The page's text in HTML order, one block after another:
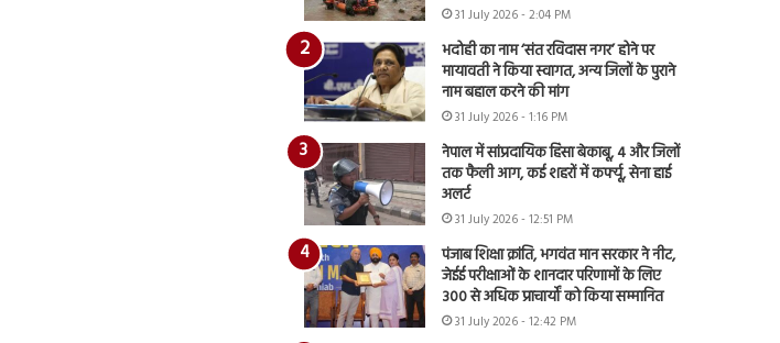
31 July 2026 - 2:04 PM
भदोही का नाम ‘संत रविदास नगर’ होने पर
मायावती ने किया स्वागत, अन्य जिलों के पुराने
नाम बहाल करने की मांग
31 July 2026 - 1:16 PM
नेपाल में सांप्रदायिक हिंसा बेकाबू, 4 और जिलों
तक फैली आग, कई शहरों में कर्फ्यू, सेना हाई
अलर्ट
31 July 2026 - 12:51 PM
पंजाब शिक्षा क्रांति, भगवंत मान सरकार ने नीट,
जेईई परीक्षाओं के शानदार परिणामों के लिए
300 से अधिक प्राचार्यों को किया सम्मानित
31 July 2026 - 12:42 PM